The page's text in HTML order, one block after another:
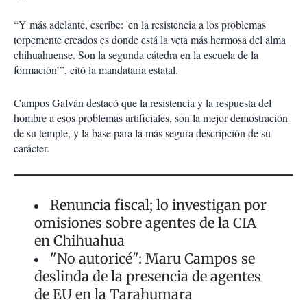
“Y más adelante, escribe: 'en la resistencia a los problemas
torpemente creados es donde está la veta más hermosa del alma
chihuahuense. Son la segunda cátedra en la escuela de la
formación’”, citó la mandataria estatal.
Campos Galván destacó que la resistencia y la respuesta del
hombre a esos problemas artificiales, son la mejor demostración
de su temple, y la base para la más segura descripción de su
carácter.
Renuncia fiscal; lo investigan por
omisiones sobre agentes de la CIA
en Chihuahua
"No autoricé": Maru Campos se
deslinda de la presencia de agentes
de EU en la Tarahumara